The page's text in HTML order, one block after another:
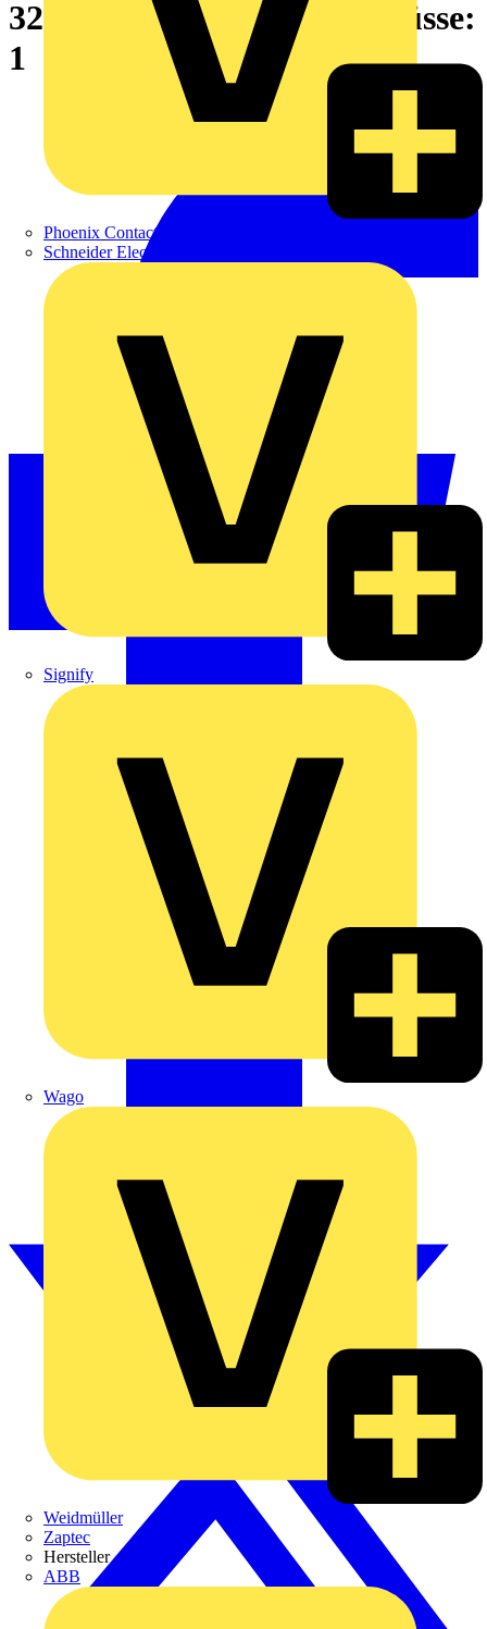
Phoenix Contact
Schneider Electric
Signify
Wago
Weidmüller
Zaptec
Hersteller
ABB
32 A, 250 V, Anzahl Anschlüsse:
1